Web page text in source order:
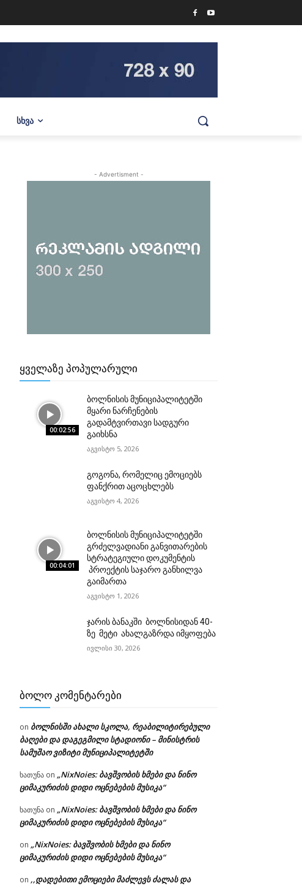
ᲡᲮᲕᲐ
- Advertisment -
ᲧᲕᲔᲚᲐᲖᲔ ᲞᲝᲞᲣᲚᲐᲠᲣᲚᲘ
00:02:56
ბოლნისის მუნიციპალიტეტში
მყარი ნარჩენების
გადამტვირთავი სადგური
გაიხსნა
აგვისტო 5, 2026
გოგონა, რომელიც ემოციებს
ფანქრით აცოცხლებს
აგვისტო 4, 2026
00:04:01
ბოლნისის მუნიციპალიტეტში
გრძელვადიანი განვითარების
სტრატეგიული დოკუმენტის
პროექტის საჯარო განხილვა
გაიმართა
აგვისტო 1, 2026
ჯარის ბანაკში ბოლნისიდან 40-
ზე მეტი ახალგაზრდა იმყოფება
ივლისი 30, 2026
ᲑᲝᲚᲝ ᲙᲝᲛᲔᲜᲢᲐᲠᲔᲑᲘ
on ბოლნისში ახალი სკოლა, რეაბილიტირებული
ბაღები და დაგეგმილი სტადიონი – მინისტრის
სამუშაო ვიზიტი მუნიციპალიტეტში
ხათუნა on „NixNoies: ბავშვობის ხმები და ნინო
ციმაკურიძის დიდი ოცნებების მუსიკა“
ხათუნა on „NixNoies: ბავშვობის ხმები და ნინო
ციმაკურიძის დიდი ოცნებების მუსიკა“
on „NixNoies: ბავშვობის ხმები და ნინო
ციმაკურიძის დიდი ოცნებების მუსიკა“
on ,,დადებითი ემოციები მაძლევს ძალას და